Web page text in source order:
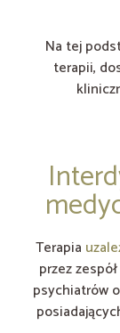
Na tej
terapii,
Terapia
przez
psychiatrów